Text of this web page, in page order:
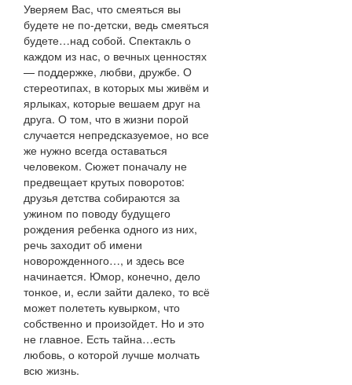
Уверяем Вас, что смеяться вы
будете не по-детски, ведь смеяться
будете…над собой. Спектакль о
каждом из нас, о вечных ценностях
— поддержке, любви, дружбе. О
стереотипах, в которых мы живём и
ярлыках, которые вешаем друг на
друга. О том, что в жизни порой
случается непредсказуемое, но все
же нужно всегда оставаться
человеком. Сюжет поначалу не
предвещает крутых поворотов:
друзья детства собираются за
ужином по поводу будущего
рождения ребенка одного из них,
речь заходит об имени
новорожденного…, и здесь все
начинается. Юмор, конечно, дело
тонкое, и, если зайти далеко, то всё
может полететь кувырком, что
собственно и произойдет. Но и это
не главное. Есть тайна…есть
любовь, о которой лучше молчать
всю жизнь.